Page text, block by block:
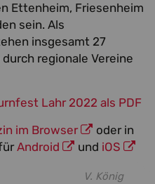
Ettenheim, Friesenheim
sein. Als
insgesamt 27
regionale Vereine
Lahr 2022 als PDF
im Browser
oder in
Android und iOS
V. König